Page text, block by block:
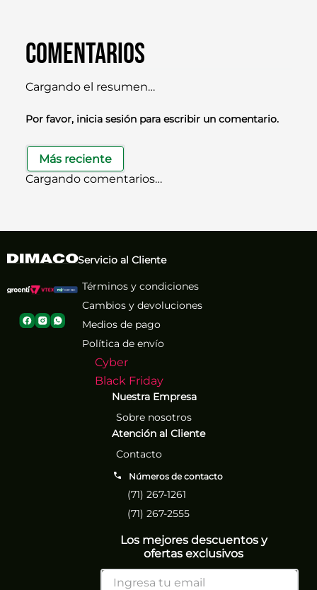
Comentarios
Cargando el resumen…
Por favor, inicia sesión para escribir un comentario.
Más reciente
Cargando comentarios…
Servicio al Cliente
Términos y condiciones
Cambios y devoluciones
Medios de pago
Política de envío
Cyber
Black Friday
Nuestra Empresa
Sobre nosotros
Atención al Cliente
Contacto
Números de contacto
(71) 267-1261
(71) 267-2555
Los mejores descuentos y
ofertas exclusivos